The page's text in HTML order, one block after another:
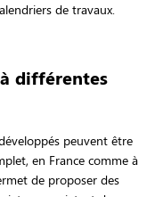
de travaux.
différentes
peuvent être
en France comme à
de proposer des